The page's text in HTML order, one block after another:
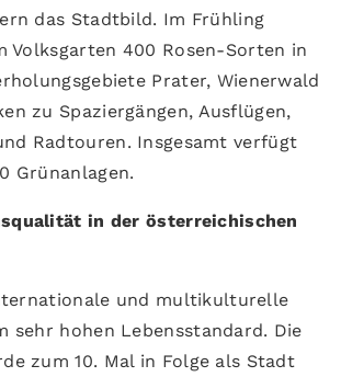
das Stadtbild. Im Frühling
Volksgarten 400 Rosen-Sorten in
Prater, Wienerwald
zu Spaziergängen, Ausflügen,
Radtouren. Insgesamt verfügt
Grünanlagen.
in der österreichischen
und multikulturelle
sehr hohen Lebensstandard. Die
zum 10. Mal in Folge als Stadt